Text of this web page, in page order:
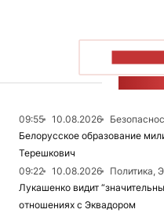
09:55 10.08.2026
Белорусское образование
Терешкович
09:22
10.08.2026
Политика,
Лукашенко видит
отношениях с Эквадором